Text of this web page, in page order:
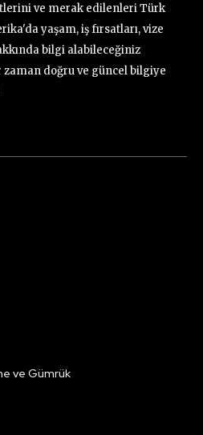
ve merak edilenleri Türk
yaşam, iş fırsatları, vize
bilgi alabileceğiniz
doğru ve güncel bilgiye
ve Gümrük